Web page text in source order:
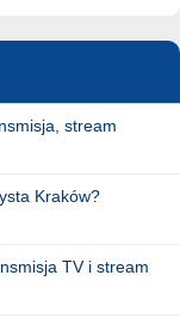
stream
Kraków?
TV i stream